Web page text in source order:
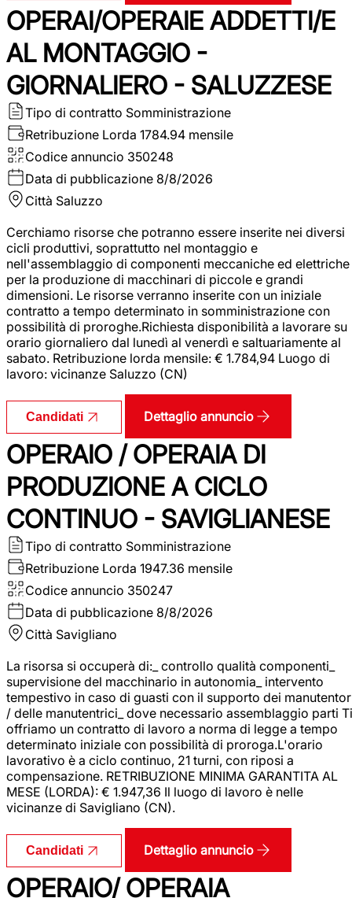
OPERAI/OPERAIE ADDETTI/E
AL MONTAGGIO -
GIORNALIERO - SALUZZESE
Tipo di contratto Somministrazione
Retribuzione Lorda 1784.94 mensile
Codice annuncio 350248
Data di pubblicazione 8/8/2026
Città Saluzzo
Cerchiamo risorse che potranno essere inserite nei diversi
cicli produttivi, soprattutto nel montaggio e
nell'assemblaggio di componenti meccaniche ed elettriche
per la produzione di macchinari di piccole e grandi
dimensioni. Le risorse verranno inserite con un iniziale
contratto a tempo determinato in somministrazione con
possibilità di proroghe.Richiesta disponibilità a lavorare su
orario giornaliero dal lunedì al venerdì e saltuariamente al
sabato. Retribuzione lorda mensile: € 1.784,94 Luogo di
lavoro: vicinanze Saluzzo (CN)
Candidati Dettaglio annuncio
OPERAIO / OPERAIA DI
PRODUZIONE A CICLO
CONTINUO - SAVIGLIANESE
Tipo di contratto Somministrazione
Retribuzione Lorda 1947.36 mensile
Codice annuncio 350247
Data di pubblicazione 8/8/2026
Città Savigliano
La risorsa si occuperà di:_ controllo qualità componenti_
supervisione del macchinario in autonomia_ intervento
tempestivo in caso di guasti con il supporto dei
/ delle manutentrici_ dove necessario assemblaggio parti Ti
offriamo un contratto di lavoro a norma di legge a tempo
determinato iniziale con possibilità di proroga.L'orario
lavorativo è a ciclo continuo, 21 turni, con riposi a
compensazione. RETRIBUZIONE MINIMA GARANTITA AL
MESE (LORDA): € 1.947,36 Il luogo di lavoro è nelle
vicinanze di Savigliano (CN).
Candidati Dettaglio annuncio
OPERAIO/ OPERAIA